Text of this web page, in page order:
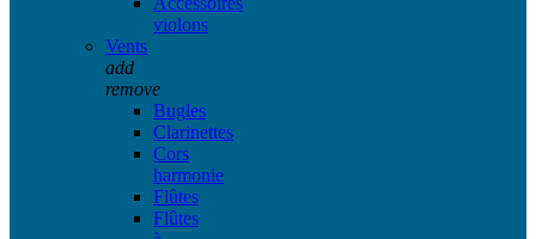
violons
Vents
add
remove
Bugles
Clarinettes
Cors
harmonie
Flûtes
Flûtes